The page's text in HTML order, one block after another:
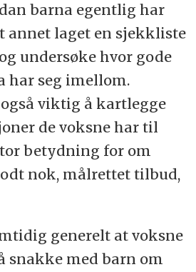
barna egentlig har
annet laget en sjekkliste
undersøke hvor gode
har seg imellom.
viktig å kartlegge
de voksne har til
betydning for om
nok, målrettet tilbud,
generelt at voksne
snakke med barn om